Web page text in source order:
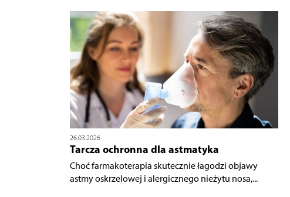
26.03.2026
Tarcza ochronna dla astmatyka
Choć farmakoterapia skutecznie łagodzi objawy
astmy oskrzelowej i alergicznego nieżytu nosa,...